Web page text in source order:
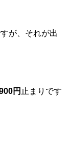
が、それが出
円 止まりです